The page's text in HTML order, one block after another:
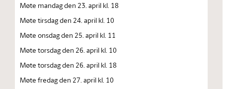
Møte mandag den 23. april kl. 18
Møte tirsdag den 24. april kl. 10
Møte onsdag den 25. april kl. 11
Møte torsdag den 26. april kl. 10
Møte torsdag den 26. april kl. 18
Møte fredag den 27. april kl. 10